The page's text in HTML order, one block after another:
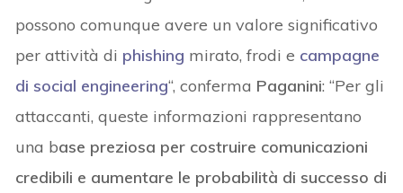
possono comunque avere un valore significativo
per attività di phishing mirato, frodi e campagne
di social engineering“, conferma Paganini: “Per gli
attaccanti, queste informazioni rappresentano
una base preziosa per costruire comunicazioni
credibili e aumentare le probabilità di successo di